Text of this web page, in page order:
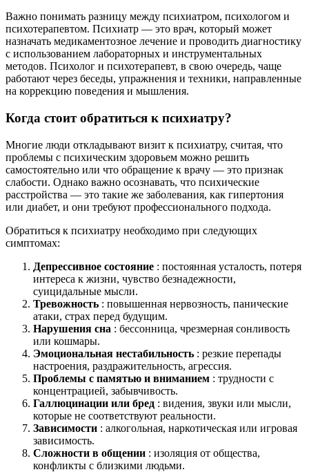
Важно понимать разницу между психиатром, психологом и
психотерапевтом. Психиатр — это врач, который может
назначать медикаментозное лечение и проводить диагностику
с использованием лабораторных и инструментальных
методов. Психолог и психотерапевт, в свою очередь, чаще
работают через беседы, упражнения и техники, направленные
на коррекцию поведения и мышления.
Когда стоит обратиться к психиатру?
Многие люди откладывают визит к психиатру, считая, что
проблемы с психическим здоровьем можно решить
самостоятельно или что обращение к врачу — это признак
слабости. Однако важно осознавать, что психические
расстройства — это такие же заболевания, как гипертония
или диабет, и они требуют профессионального подхода.
Обратиться к психиатру необходимо при следующих
симптомах:
Депрессивное состояние : постоянная усталость, потеря
интереса к жизни, чувство безнадежности,
суицидальные мысли.
Тревожность : повышенная нервозность, панические
атаки, страх перед будущим.
Нарушения сна : бессонница, чрезмерная сонливость
или кошмары.
Эмоциональная нестабильность : резкие перепады
настроения, раздражительность, агрессия.
Проблемы с памятью и вниманием : трудности с
концентрацией, забывчивость.
Галлюцинации или бред : видения, звуки или мысли,
которые не соответствуют реальности.
Зависимости : алкогольная, наркотическая или игровая
зависимость.
Сложности в общении : изоляция от общества,
конфликты с близкими людьми.